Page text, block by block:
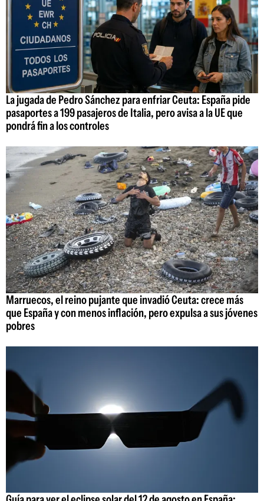
La jugada de Pedro Sánchez para enfriar Ceuta: España pide
pasaportes a 199 pasajeros de Italia, pero avisa a la UE que
pondrá fin a los controles
Marruecos, el reino pujante que invadió Ceuta: crece más
que España y con menos inflación, pero expulsa a sus jóvenes
pobres